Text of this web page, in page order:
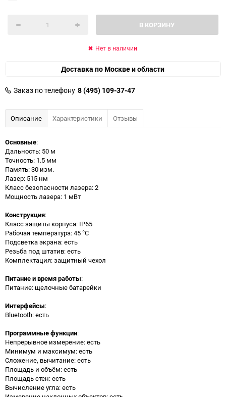
В КОРЗИНУ
Нет в наличии
Доставка по Москве и области
Заказ по телефону 8 (495) 109-37-47
Описание Характеристики Отзывы
Основные:
Дальность: 50 м
Точность: 1.5 мм
Память: 30 изм.
Лазер: 515 нм
Класс безопасности лазера: 2
Мощность лазера: 1 мВт
Конструкция:
Класс защиты корпуса: IP65
Рабочая температура: 45 °С
Подсветка экрана: есть
Резьба под штатив: есть
Комплектация: защитный чехол
Питание и время работы:
Питание: щелочные батарейки
Интерфейсы:
Bluetooth: есть
Программные функции:
Непрерывное измерение: есть
Минимум и максимум: есть
Сложение, вычитание: есть
Площадь и объём: есть
Площадь стен: есть
Вычисление угла: есть